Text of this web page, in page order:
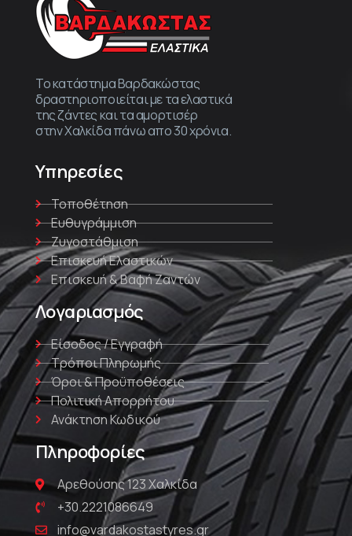
Το κατάστημα Βαρδακώστας
δραστηριοποιείται με τα ελαστικά
της ζάντες και τα αμορτισέρ
στην Χαλκίδα πάνω απο 30 χρόνια.
Υπηρεσίες
Τοποθέτηση
Ευθυγράμμιση
Ζυγοστάθμιση
Επισκευή Ελαστικών
Επισκευή & Βαφή Ζαντών
Λογαριασμός
Είσοδος / Εγγραφή
Τρόποι Πληρωμής
Όροι & Προϋποθέσεις
Πολιτική Απορρήτου
Ανάκτηση Κωδικού
Πληροφορίες
Αρεθούσης 123 Χαλκίδα
+30.2221086649
info@vardakostastyres.gr